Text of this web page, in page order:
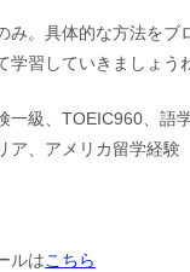
み。具体的な方法をブ
学習していきましょう
一級、TOEIC960、語
ア、アメリカ留学経験
ルはこちら